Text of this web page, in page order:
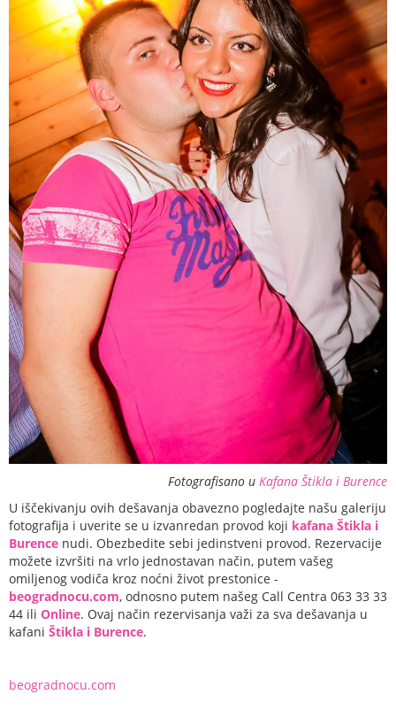
Fotografisano u Kafana Štikla i Burence
U iščekivanju ovih dešavanja obavezno pogledajte našu galeriju
fotografija i uverite se u izvanredan provod koji kafana Štikla i
Burence nudi. Obezbedite sebi jedinstveni provod. Rezervacije
možete izvršiti na vrlo jednostavan način, putem vašeg
omiljenog vodiča kroz noćni život prestonice -
beogradnocu.com, odnosno putem našeg Call Centra 063 33 33
44 ili Online. Ovaj način rezervisanja važi za sva dešavanja u
kafani Štikla i Burence.
beogradnocu.com